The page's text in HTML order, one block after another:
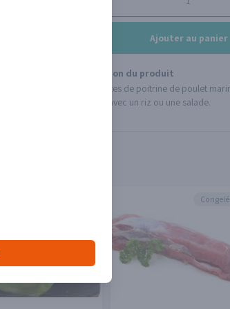
Ajouter au panier
Description du produit
2 brochettes de poitrine de poulet
Excellent avec un riz ou une salade.
Congelé